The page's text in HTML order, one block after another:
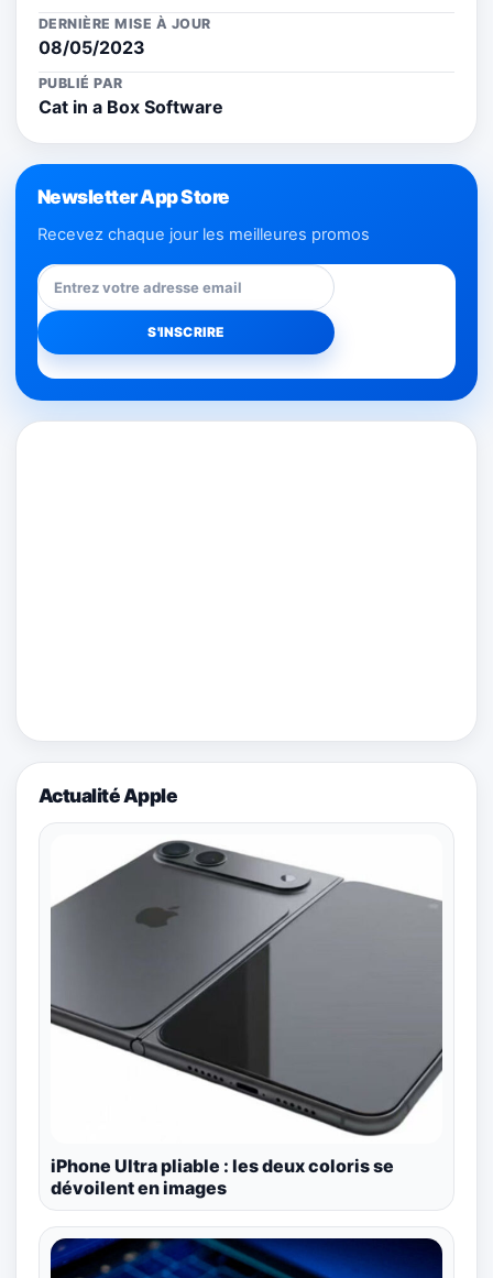
DERNIÈRE MISE À JOUR
08/05/2023
PUBLIÉ PAR
Cat in a Box Software
Newsletter App Store
Recevez chaque jour les meilleures promos
Actualité Apple
iPhone Ultra pliable : les deux coloris se
dévoilent en images